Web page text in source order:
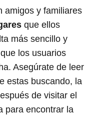
amigos y familiares
que ellos
más sencillo y
los usuarios
Asegúrate de leer
estas buscando, la
de visitar el
para encontrar la